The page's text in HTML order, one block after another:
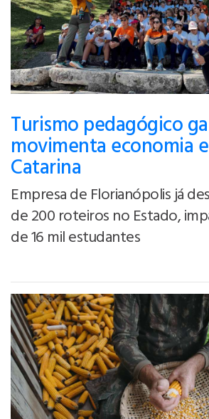
Turismo pedagógico
movimenta economia
Catarina
Empresa de Florianópolis já
de 200 roteiros no Estado,
de 16 mil estudantes